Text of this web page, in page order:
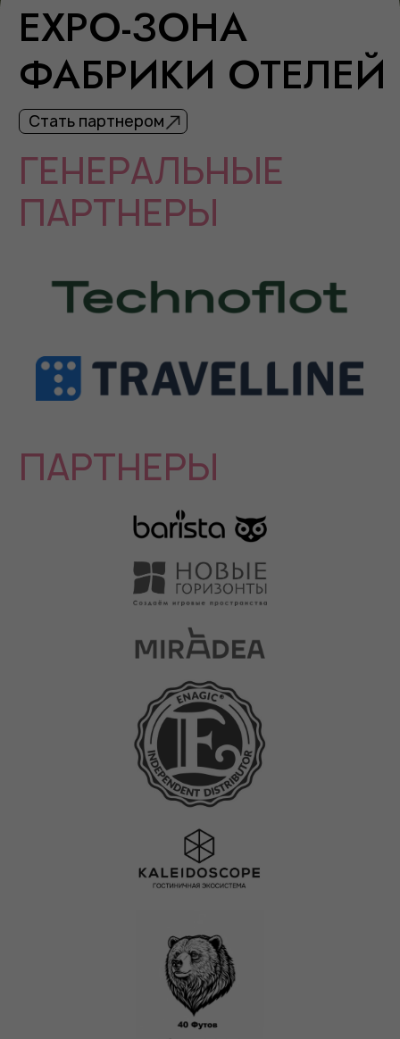
ПРЕДЫДУЩИЙ
ФОРУМ
В ЦИФРАХ
350+ 45+
30+ 40+
МЕСТО
ПРОВЕДЕНИЯ
DOUBLETREE BY HILTON
MOSCOW - VNUKOVO AIRPORT
Отель DoubleTree by Hilton Moscow — Vnukovo Airport
расположен напротив главного входа в Терминал,
А международного аэропорта Внуково, до которого
можно дойти как по наземному так и по подземному
Международный аэропорт Внуково находится в 25 км
от центра и является самым современным, ближайшим
к городу аэропортом. 6 сентября 2023 года состоялось
открытие метро «Аэропорт Внуково» Солнцевской линии.
В непосредственной близости от аэровокзального
железнодорожная станция, куда с Киевского вокзала
приходят скоростные электропоезда «Аэроэкспресс».
Сайт отеля